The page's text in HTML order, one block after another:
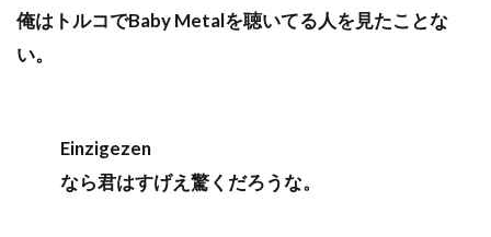
俺はトルコでBaby Metalを聴いてる人を見たことな
い。
Einzigezen
なら君はすげえ驚くだろうな。